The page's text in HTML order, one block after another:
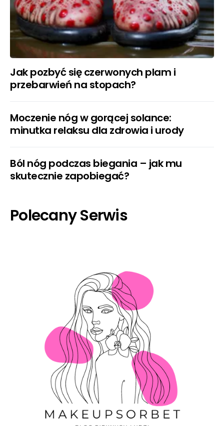
Jak pozbyć się czerwonych plam i
przebarwień na stopach?
Moczenie nóg w gorącej solance:
minutka relaksu dla zdrowia i urody
Ból nóg podczas biegania – jak mu
skutecznie zapobiegać?
Polecany Serwis